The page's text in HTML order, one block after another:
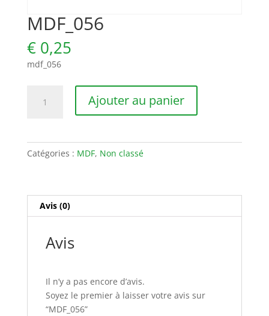
MDF_056
€0,25
mdf_056
Ajouter au panier
Catégories : MDF, Non classé
Avis (0)
Avis
Il n’y a pas encore d’avis.
Soyez le premier à laisser votre avis sur
“MDF_056”